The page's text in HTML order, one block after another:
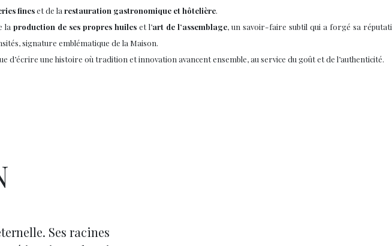
fineset de la restauration gastronomique et hôtelière.
la production de ses propres huiles et l’art de l’assemblage, un savoir-faire subtil qui a forgé sa
signature emblématique de la Maison.
d’écrire une histoire où tradition et innovation avancent ensemble, au service du goût et de l’authenticité.
Ses racines